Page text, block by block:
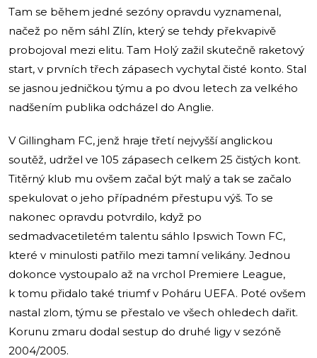
Tam se během jedné sezóny opravdu vyznamenal,
načež po něm sáhl Zlín, který se tehdy překvapivě
probojoval mezi elitu. Tam Holý zažil skutečně raketový
start, v prvních třech zápasech vychytal čisté konto. Stal
se jasnou jedničkou týmu a po dvou letech za velkého
nadšením publika odcházel do Anglie.
V Gillingham FC, jenž hraje třetí nejvyšší anglickou
soutěž, udržel ve 105 zápasech celkem 25 čistých kont.
Titěrný klub mu ovšem začal být malý a tak se začalo
spekulovat o jeho případném přestupu výš. To se
nakonec opravdu potvrdilo, když po
sedmadvacetiletém talentu sáhlo Ipswich Town FC,
které v minulosti patřilo mezi tamní velikány. Jednou
dokonce vystoupalo až na vrchol Premiere League,
k tomu přidalo také triumf v Poháru UEFA. Poté ovšem
nastal zlom, týmu se přestalo ve všech ohledech dařit.
Korunu zmaru dodal sestup do druhé ligy v sezóně
2004/2005.